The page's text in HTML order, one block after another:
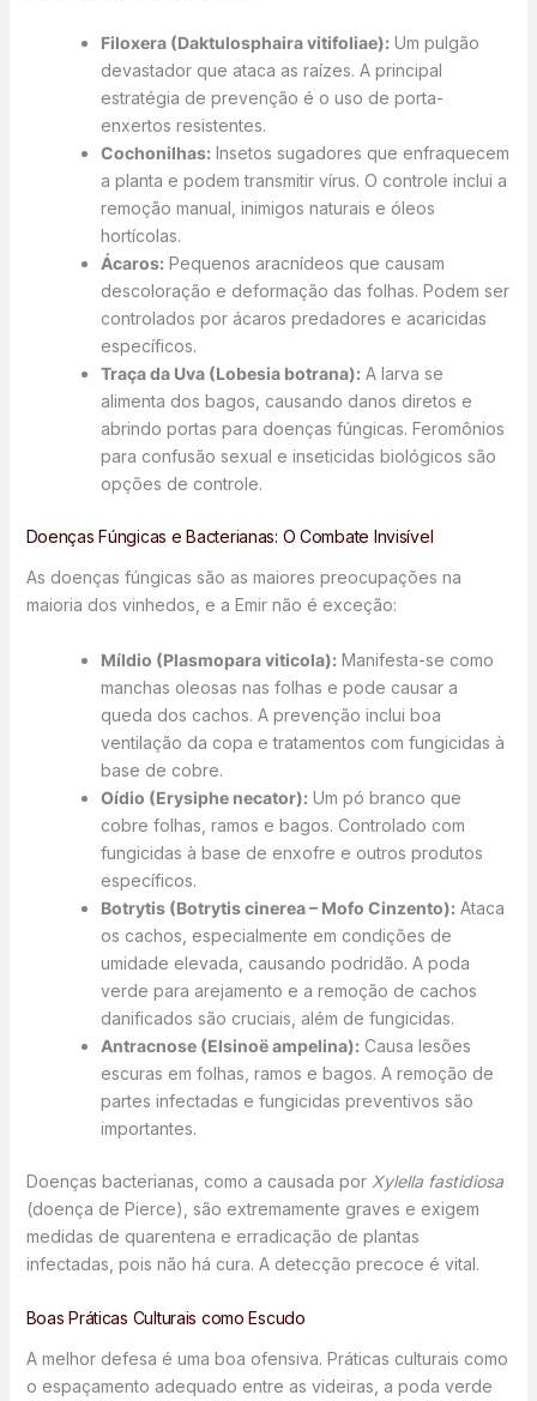
Filoxera (Daktulosphaira vitifoliae):Um pulgão
devastador que ataca as raízes. A principal
estratégia de prevenção é o uso de porta-
enxertos resistentes.
Cochonilhas:Insetos sugadores que enfraquecem
a planta e podem transmitir vírus. O controle inclui a
remoção manual, inimigos naturais e óleos
hortícolas.
Ácaros:Pequenos aracnídeos que causam
descoloração e deformação das folhas. Podem ser
controlados por ácaros predadores e acaricidas
específicos.
Traça da Uva (Lobesia botrana):A larva se
alimenta dos bagos, causando danos diretos e
abrindo portas para doenças fúngicas. Feromônios
para confusão sexual e inseticidas biológicos são
opções de controle.
Doenças Fúngicas e Bacterianas: O Combate Invisível
As doenças fúngicas são as maiores preocupações na
maioria dos vinhedos, e a Emir não é exceção:
Míldio (Plasmopara viticola):Manifesta-se como
manchas oleosas nas folhas e pode causar a
queda dos cachos. A prevenção inclui boa
ventilação da copa e tratamentos com fungicidas à
base de cobre.
Oídio (Erysiphe necator):Um pó branco que
cobre folhas, ramos e bagos. Controlado com
fungicidas à base de enxofre e outros produtos
específicos.
Botrytis (Botrytis cinerea – Mofo Cinzento):Ataca
os cachos, especialmente em condições de
umidade elevada, causando podridão. A poda
verde para arejamento e a remoção de cachos
danificados são cruciais, além de fungicidas.
Antracnose (Elsinoë ampelina):Causa lesões
escuras em folhas, ramos e bagos. A remoção de
partes infectadas e fungicidas preventivos são
importantes.
Doenças bacterianas, como a causada por Xylella fastidiosa
(doença de Pierce), são extremamente graves e exigem
medidas de quarentena e erradicação de plantas
infectadas, pois não há cura. A detecção precoce é vital.
Boas Práticas Culturais como Escudo
A melhor defesa é uma boa ofensiva. Práticas culturais como
o espaçamento adequado entre as videiras, a poda verde